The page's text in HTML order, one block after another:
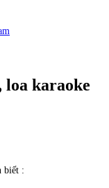
loa karaoke
biết :